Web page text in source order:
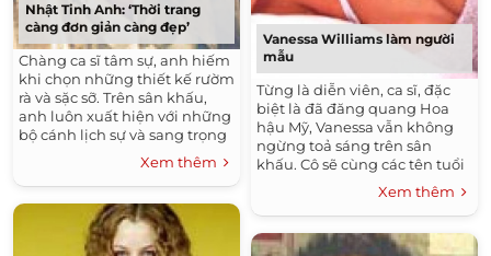
Nhật Tinh Anh: ‘Thời trang
càng đơn giản càng đẹp’
Chàng ca sĩ tâm sự, anh hiếm
khi chọn những thiết kế rườm
rà và sặc sỡ. Trên sân khấu,
anh luôn xuất hiện với những
bộ cánh lịch sự và sang trọng
còn ngoài đời, trông Nhật
Tinh Anh thật khỏe khoắn và
tinh nghịch.
Xem thêm
Vanessa Williams làm người
mẫu
Từng là diễn viên, ca sĩ, đặc
biệt là đã đăng quang Hoa
hậu Mỹ, Vanessa vẫn không
ngừng toả sáng trên sân
khấu. Cô sẽ cùng các tên tuổi
Alex Wek và Angela Lindvall
trình diễn bộ trang phục dạ
hội màu đỏ tại Tuần lễ thời
trang New York.
Xem thêm